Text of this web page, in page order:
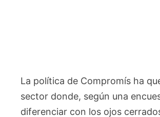
La política de Compromís ha
sector donde, según una
diferenciar con los ojos